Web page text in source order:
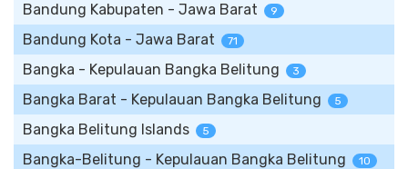
Bandung Kabupaten - Jawa Barat 9
Bandung Kota - Jawa Barat 71
Bangka - Kepulauan Bangka Belitung 3
Bangka Barat - Kepulauan Bangka Belitung 5
Bangka Belitung Islands 5
Bangka-Belitung - Kepulauan Bangka Belitung 10